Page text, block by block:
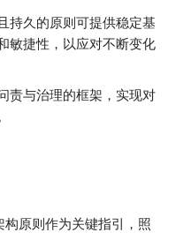
持久的原则可提供稳定基
敏捷性，以应对不断变化
责与治理的框架，实现对
原则作为关键指引，照